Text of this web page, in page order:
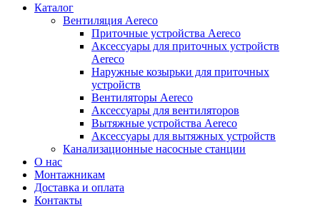
Каталог
Вентиляция Aereco
Приточные устройства Aereco
Аксессуары для приточных устройств
Aereco
Наружные козырьки для приточных
устройств
Вентиляторы Aereco
Аксессуары для вентиляторов
Вытяжные устройства Aereco
Аксессуары для вытяжных устройств
Канализационные насосные станции
О нас
Монтажникам
Доставка и оплата
Контакты